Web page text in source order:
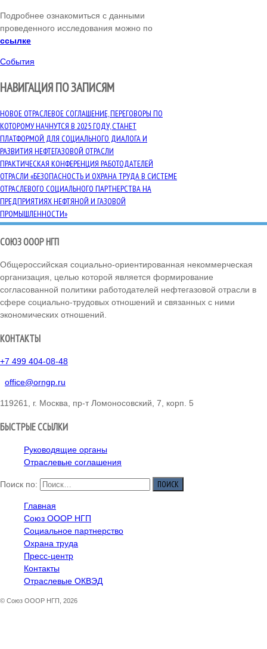
Подробнее ознакомиться с данными
проведенного исследования можно по
ссылке
События
НАВИГАЦИЯ ПО ЗАПИСЯМ
НОВОЕ ОТРАСЛЕВОЕ СОГЛАШЕНИЕ, ПЕРЕГОВОРЫ ПО
КОТОРОМУ НАЧНУТСЯ В 2025 ГОДУ, СТАНЕТ
ПЛАТФОРМОЙ ДЛЯ СОЦИАЛЬНОГО ДИАЛОГА И
РАЗВИТИЯ НЕФТЕГАЗОВОЙ ОТРАСЛИ
ПРАКТИЧЕСКАЯ КОНФЕРЕНЦИЯ РАБОТОДАТЕЛЕЙ
ОТРАСЛИ «БЕЗОПАСНОСТЬ И ОХРАНА ТРУДА В СИСТЕМЕ
ОТРАСЛЕВОГО СОЦИАЛЬНОГО ПАРТНЕРСТВА НА
ПРЕДПРИЯТИЯХ НЕФТЯНОЙ И ГАЗОВОЙ
ПРОМЫШЛЕННОСТИ»
СОЮЗ ОООР НГП
Общероссийская социально-ориентированная некоммерческая
организация, целью которой является формирование
согласованной политики работодателей нефтегазовой отрасли в
сфере социально-трудовых отношений и связанных с ними
экономических отношений.
КОНТАКТЫ
+7 499 404-08-48
office@orngp.ru
119261, г. Москва, пр-т Ломоносовский, 7, корп. 5
БЫСТРЫЕ ССЫЛКИ
Руководящие органы
Отраслевые соглашения
Поиск по:
Главная
Союз ОООР НГП
Социальное партнерство
Охрана труда
Пресс-центр
Контакты
Отраслевые ОКВЭД
© Союз ОООР НГП, 2026